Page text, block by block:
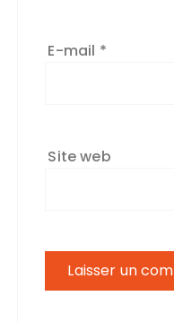
E-mail *
Site web